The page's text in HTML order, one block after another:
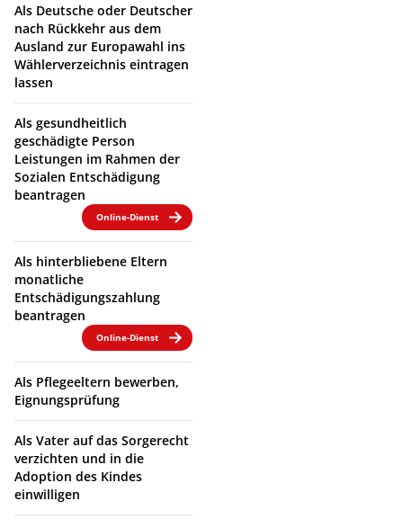
Als Deutsche oder Deutscher
nach Rückkehr aus dem
Ausland zur Europawahl ins
Wählerverzeichnis eintragen
lassen
Als gesundheitlich
geschädigte Person
Leistungen im Rahmen der
Sozialen Entschädigung
beantragen
Online-Dienst
Als hinterbliebene Eltern
monatliche
Entschädigungszahlung
beantragen
Online-Dienst
Als Pflegeeltern bewerben,
Eignungsprüfung
Als Vater auf das Sorgerecht
verzichten und in die
Adoption des Kindes
einwilligen